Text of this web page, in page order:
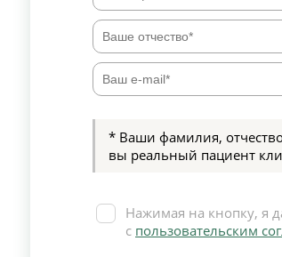
* Ваши фамилия,
вы реальный пациент
Нажимая на кнопку, я
с пользовательским